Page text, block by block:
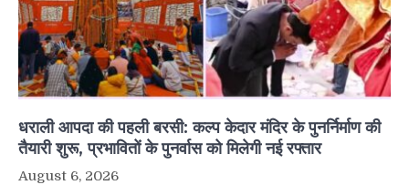
धराली आपदा की पहली बरसी: कल्प केदार मंदिर के पुनर्निर्माण की
तैयारी शुरू, प्रभावितों के पुनर्वास को मिलेगी नई रफ्तार
August 6, 2026